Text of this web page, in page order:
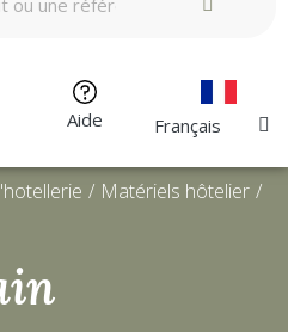
Aide Français
Matériels hôtelier